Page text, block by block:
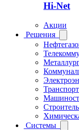
Hi-Net
Акции
Решения
Транспорт
Системы